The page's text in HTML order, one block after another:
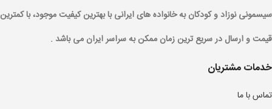
سیسمونی نوزاد و کودکان به خانواده های ایرانی با بهترین کیفیت موجود، با کمترین
قیمت و ارسال در سریع ترین زمان ممکن به سراسر ایران می باشد .
خدمات مشتریان
تماس با ما